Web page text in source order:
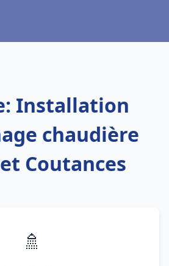
Installation
chaudière
Coutances
🚿